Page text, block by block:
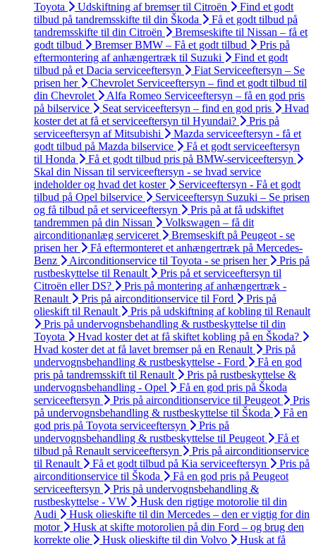
Toyota
Udskiftning af bremser til Citroën
Find et godt
tilbud på tandremsskifte til din Škoda
Få et godt tilbud på
tandremsskifte til din Citroën
Bremseskifte til Nissan – få et
godt tilbud
Bremser BMW – Få et godt tilbud
Pris på
eftermontering af anhængertræk til Suzuki
Find et godt
tilbud på et Dacia serviceeftersyn
Fiat Serviceeftersyn – Se
prisen her
Chevrolet Serviceeftersyn – find et godt tilbud til
din Chevrolet
Alfa Romeo Serviceeftersyn – få en god pris
på bilservice
Seat serviceeftersyn – find en god pris
Hvad
koster det at få et serviceeftersyn til Hyundai?
Pris på
serviceeftersyn af Mitsubishi
Mazda serviceeftersyn - få et
godt tilbud på Mazda bilservice
Få et godt serviceeftersyn
til Honda
Få et godt tilbud pris på BMW-serviceeftersyn
Skal din Nissan til serviceeftersyn - se hvad service
indeholder og hvad det koster
Serviceeftersyn - Få et godt
tilbud på Opel bilservice
Serviceeftersyn Suzuki – Se prisen
og få tilbud på et serviceeftersyn
Pris på at få udskiftet
tandremmen på din Nissan
Volkswagen – få dit
airconditionanlæg serviceret
Bremseskift på Peugeot - se
prisen her
Få eftermonteret et anhængertræk på Mercedes-
Benz
Airconditionservice til Toyota - se prisen her
Pris på
rustbeskyttelse til Renault
Pris på et serviceeftersyn til
Citroën eller DS?
Pris på montering af anhængertræk -
Renault
Pris på airconditionservice til Ford
Pris på
olieskift til Renault
Pris på udskiftning af kobling til Renault
Pris på undervognsbehandling & rustbeskyttelse til din
Toyota
Hvad koster det at få skiftet kobling på en Škoda?
Hvad koster det at få lavet bremser på en Renault
Pris på
undervognsbehandling & rustbeskyttelse - Ford
Få en god
pris på tandremsskift til Renault
Pris på rustbeskyttelse &
undervognsbehandling - Opel
Få en god pris på Škoda
serviceeftersyn
Pris på airconditionservice til Peugeot
Pris
på undervognsbehandling & rustbeskyttelse til Škoda
Få en
god pris på Toyota serviceeftersyn
Pris på
undervognsbehandling & rustbeskyttelse til Peugeot
Få et
tilbud på Renault serviceeftersyn
Pris på airconditionservice
til Renault
Få et godt tilbud på Kia serviceeftersyn
Pris på
airconditionservice til Škoda
Få en god pris på Peugeot
serviceeftersyn
Pris på undervognsbehandling &
rustbeskyttelse - VW
Husk den rigtige motorolie til din
Audi
Husk olieskifte til din Mercedes – den er vigtig for din
motor
Husk at skifte motorolien på din Ford – og brug den
korrekte olie
Husk olieskifte til din Volvo
Husk at få